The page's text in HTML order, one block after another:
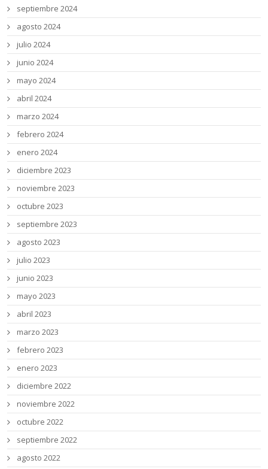
septiembre 2024
agosto 2024
julio 2024
junio 2024
mayo 2024
abril 2024
marzo 2024
febrero 2024
enero 2024
diciembre 2023
noviembre 2023
octubre 2023
septiembre 2023
agosto 2023
julio 2023
junio 2023
mayo 2023
abril 2023
marzo 2023
febrero 2023
enero 2023
diciembre 2022
noviembre 2022
octubre 2022
septiembre 2022
agosto 2022